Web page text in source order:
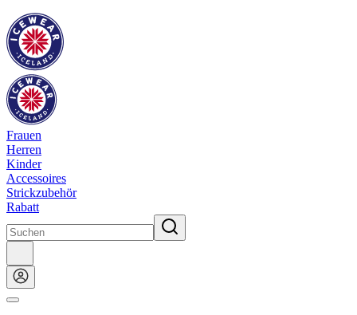
Frauen
Herren
Kinder
Accessoires
Strickzubehör
Rabatt